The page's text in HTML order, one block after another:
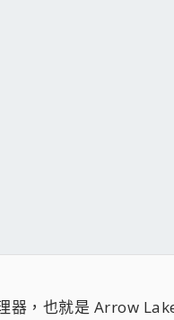
器，也就是 Arrow